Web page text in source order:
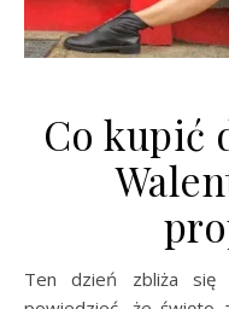
Co kupić
Ten dzień zbliża się wielkimi krokami. Śmiało można